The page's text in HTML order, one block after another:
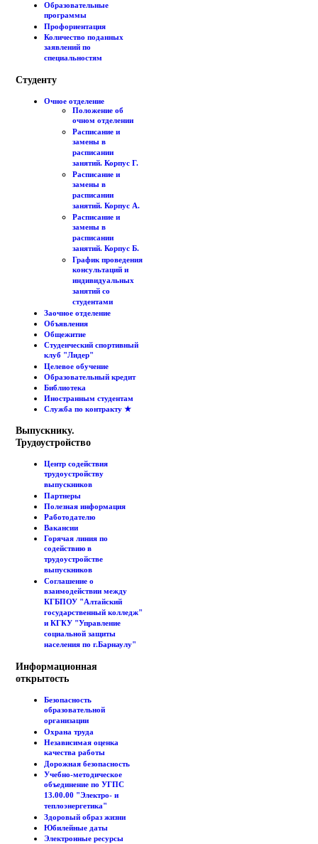
Образовательные
программы
Профориентация
Количество поданных
заявлений по
специальностям
Студенту
Очное отделение
Положение об
очном отделении
Расписание и
замены в
расписании
занятий. Корпус Г.
Расписание и
замены в
расписании
занятий. Корпус А.
Расписание и
замены в
расписании
занятий. Корпус Б.
График проведения
консультаций и
индивидуальных
занятий со
студентами
Заочное отделение
Объявления
Общежитие
Студенческий спортивный
клуб "Лидер"
Целевое обучение
Образовательный кредит
Библиотека
Иностранным студентам
Служба по контракту ★
Выпускнику.
Трудоустройство
Центр содействия
трудоустройству
выпускников
Партнеры
Полезная информация
Работодателю
Вакансии
Горячая линия по
содействию в
трудоустройстве
выпускников
Соглашение о
взаимодействии между
КГБПОУ "Алтайский
государственный колледж"
и КГКУ "Управление
социальной защиты
населения по г.Барнаулу"
Информационная
открытость
Безопасность
образовательной
организации
Охрана труда
Независимая оценка
качества работы
Дорожная безопасность
Учебно-методическое
объединение по УГПС
13.00.00 "Электро- и
теплоэнергетика"
Здоровый образ жизни
Юбилейные даты
Электронные ресурсы